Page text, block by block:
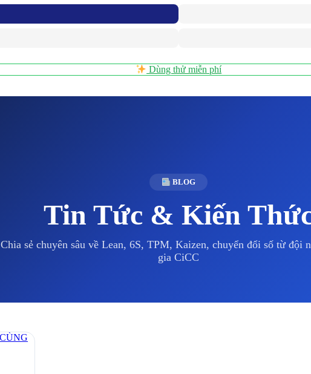
Dùng thử miễn phí
BLOG
Tin Tức & Kiến
Chia sẻ chuyên sâu về Lean, 6S, TPM, Kaizen, chuyển đổi số từ đội
gia CiCC